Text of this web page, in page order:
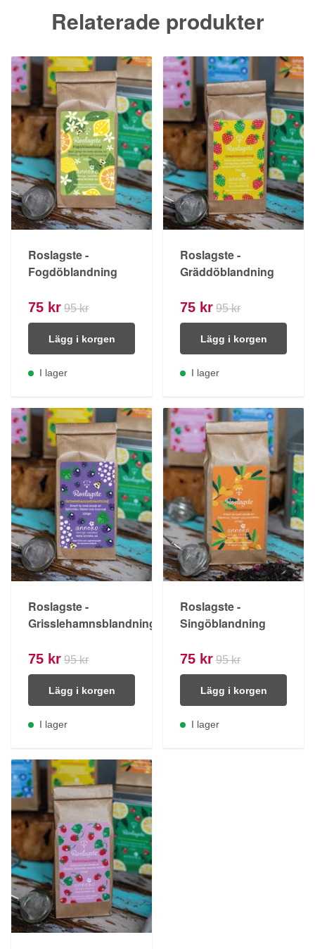
Relaterade produkter
Roslagste -
Fogdöblandning
75 kr 95 kr
Lägg i korgen
I lager
Roslagste -
Gräddöblandning
75 kr 95 kr
Lägg i korgen
I lager
Roslagste -
Grisslehamnsblandning
75 kr 95 kr
Lägg i korgen
I lager
Roslagste -
Singöblandning
75 kr 95 kr
Lägg i korgen
I lager